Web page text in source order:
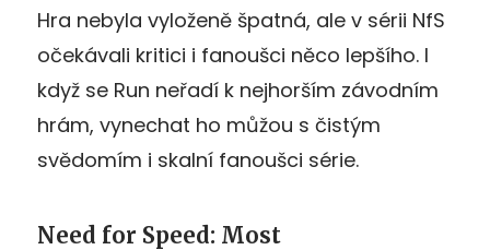
Hra nebyla vyloženě špatná, ale v sérii NfS
očekávali kritici i fanoušci něco lepšího. I
když se Run neřadí k nejhorším závodním
hrám, vynechat ho můžou s čistým
svědomím i skalní fanoušci série.
Need for Speed: Most